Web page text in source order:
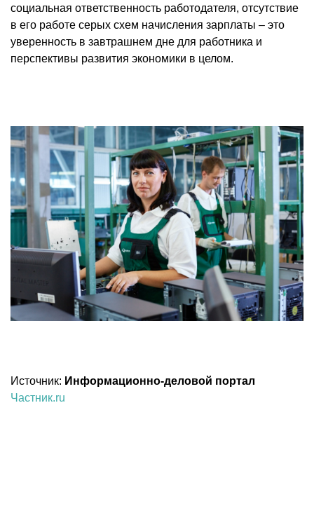
социальная ответственность работодателя, отсутствие
в его работе серых схем начисления зарплаты – это
уверенность в завтрашнем дне для работника и
перспективы развития экономики в целом.
Источник: Информационно-деловой портал
Частник.ru